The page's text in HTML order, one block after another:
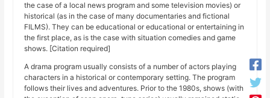
the case of a local news program and some television movies) or
historical (as in the case of many documentaries and fictional
FILMS). They can be educational or educational or entertaining in
the first place, as is the case with situation comedies and game
shows. [Citation required]
A drama program usually consists of a number of actors playing
characters in a historical or contemporary setting. The program
follows their lives and adventures. Prior to the 1980s, shows (with